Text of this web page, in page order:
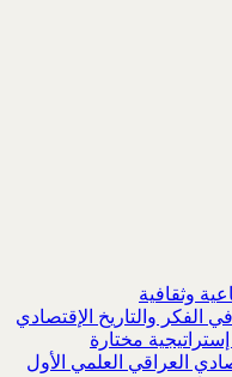
وثقافية
الفكر والتاريخ الإقتصادي
مختارة
العراقي العلمي الأول